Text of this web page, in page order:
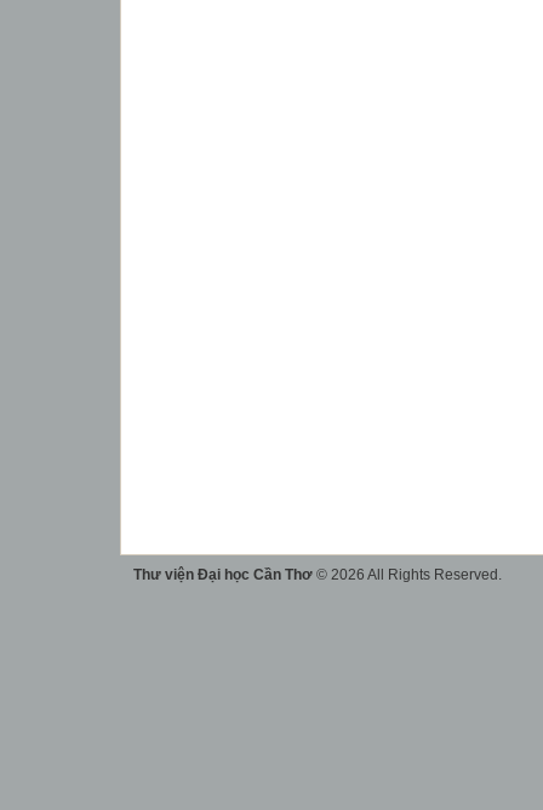
Thư viện Đại học Cần Thơ © 2026 All Rights Reserved.